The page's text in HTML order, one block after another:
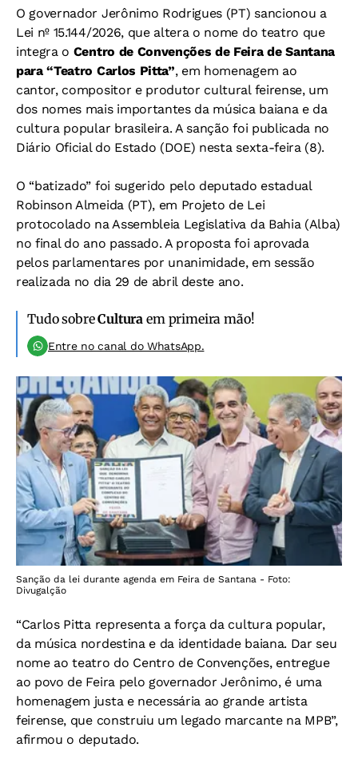
O governador Jerônimo Rodrigues (PT) sancionou a
Lei nº 15.144/2026, que altera o nome do teatro que
integra o Centro de Convenções de Feira de Santana
para “Teatro Carlos Pitta”, em homenagem ao
cantor, compositor e produtor cultural feirense, um
dos nomes mais importantes da música baiana e da
cultura popular brasileira. A sanção foi publicada no
Diário Oficial do Estado (DOE) nesta sexta-feira (8).
O “batizado” foi sugerido pelo deputado estadual
Robinson Almeida (PT), em Projeto de Lei
protocolado na Assembleia Legislativa da Bahia (Alba)
no final do ano passado. A proposta foi aprovada
pelos parlamentares por unanimidade, em sessão
realizada no dia 29 de abril deste ano.
Tudo sobreCultura em primeira mão!
Entre no canal do WhatsApp.
Sanção da lei durante agenda em Feira de Santana - Foto:
Divugalção
“Carlos Pitta representa a força da cultura popular,
da música nordestina e da identidade baiana. Dar seu
nome ao teatro do Centro de Convenções, entregue
ao povo de Feira pelo governador Jerônimo, é uma
homenagem justa e necessária ao grande artista
feirense, que construiu um legado marcante na MPB”,
afirmou o deputado.